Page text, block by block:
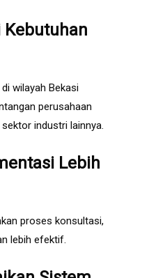
Kebutuhan
wilayah Bekasi
perusahaan
industri lainnya.
Lebih
proses konsultasi,
lebih efektif.